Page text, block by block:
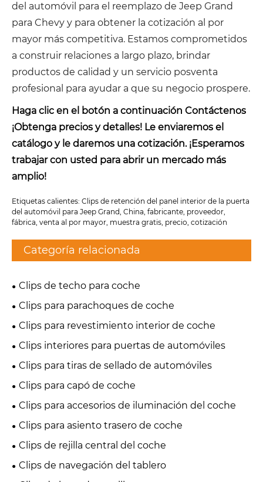
del automóvil para el reemplazo de Jeep Grand
para Chevy y para obtener la cotización al por
mayor más competitiva. Estamos comprometidos
a construir relaciones a largo plazo, brindar
productos de calidad y un servicio posventa
profesional para ayudar a que su negocio prospere.
Haga clic en el botón a continuación Contáctenos
¡Obtenga precios y detalles! Le enviaremos el
catálogo y le daremos una cotización. ¡Esperamos
trabajar con usted para abrir un mercado más
amplio!
Etiquetas calientes: Clips de retención del panel interior de la puerta
del automóvil para Jeep Grand, China, fabricante, proveedor,
fábrica, venta al por mayor, muestra gratis, precio, cotización
Categoría relacionada
Clips de techo para coche
Clips para parachoques de coche
Clips para revestimiento interior de coche
Clips interiores para puertas de automóviles
Clips para tiras de sellado de automóviles
Clips para capó de coche
Clips para accesorios de iluminación del coche
Clips para asiento trasero de coche
Clips de rejilla central del coche
Clips de navegación del tablero